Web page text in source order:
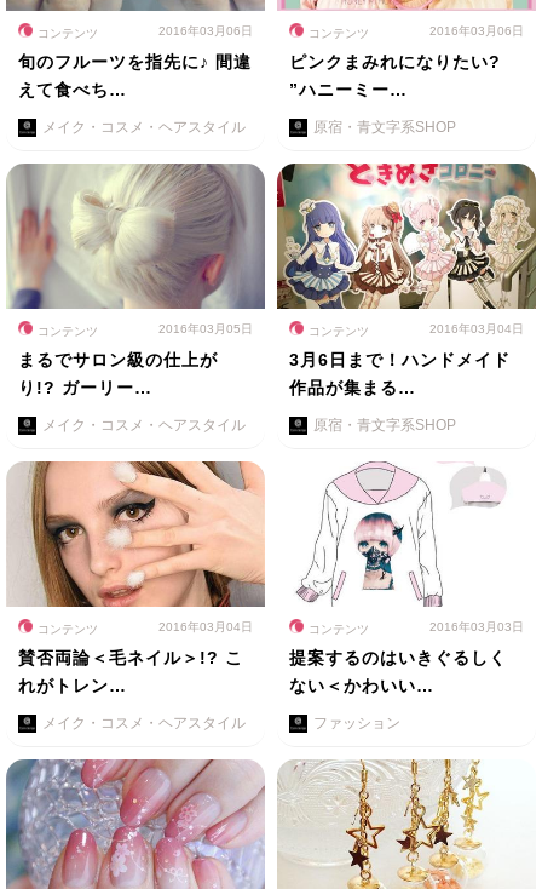
コンテンツ 2016年03月06日
旬のフルーツを指先に♪ 間違
えて食べち…
メイク・コスメ・ヘアスタイル
コンテンツ 2016年03月06日
ピンクまみれになりたい?
”ハニーミー…
原宿・青文字系SHOP
コンテンツ 2016年03月05日
まるでサロン級の仕上が
り!? ガーリー…
メイク・コスメ・ヘアスタイル
コンテンツ 2016年03月04日
3月6日まで！ハンドメイド
作品が集まる…
原宿・青文字系SHOP
コンテンツ 2016年03月04日
賛否両論＜毛ネイル＞!? こ
れがトレン…
メイク・コスメ・ヘアスタイル
コンテンツ 2016年03月03日
提案するのはいきぐるしく
ない＜かわいい…
ファッション